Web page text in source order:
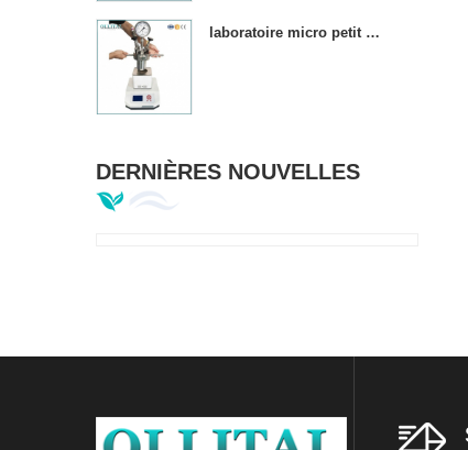
laboratoire micro petit 1000ml réacteur cuve en acier inoxydable
DERNIÈRES NOUVELLES